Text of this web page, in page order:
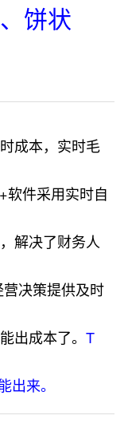
饼状
成本，实时毛
软件采用实时自
解决了财务人
决策提供及时
出成本了。T
出来。